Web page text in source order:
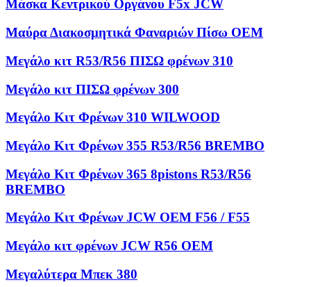
Μάσκα Κεντρικού Οργάνου F5x JCW
Μαύρα Διακοσμητικά Φαναριών Πίσω OEM
Μεγάλο κιτ R53/R56 ΠΙΣΩ φρένων 310
Μεγάλο κιτ ΠΙΣΩ φρένων 300
Μεγάλο Κιτ Φρένων 310 WILWOOD
Μεγάλο Κιτ Φρένων 355 R53/R56 BREMBO
Μεγάλο Κιτ Φρένων 365 8pistons R53/R56
BREMBO
Μεγάλο Κιτ Φρένων JCW OEM F56 / F55
Μεγάλο κιτ φρένων JCW R56 OEM
Μεγαλύτερα Μπεκ 380